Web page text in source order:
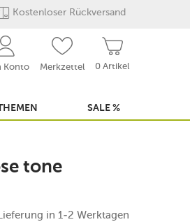
Kostenloser Rückversand
0 Artikel
Konto Merkzettel
SALE %
tone
in 1-2 Werktagen